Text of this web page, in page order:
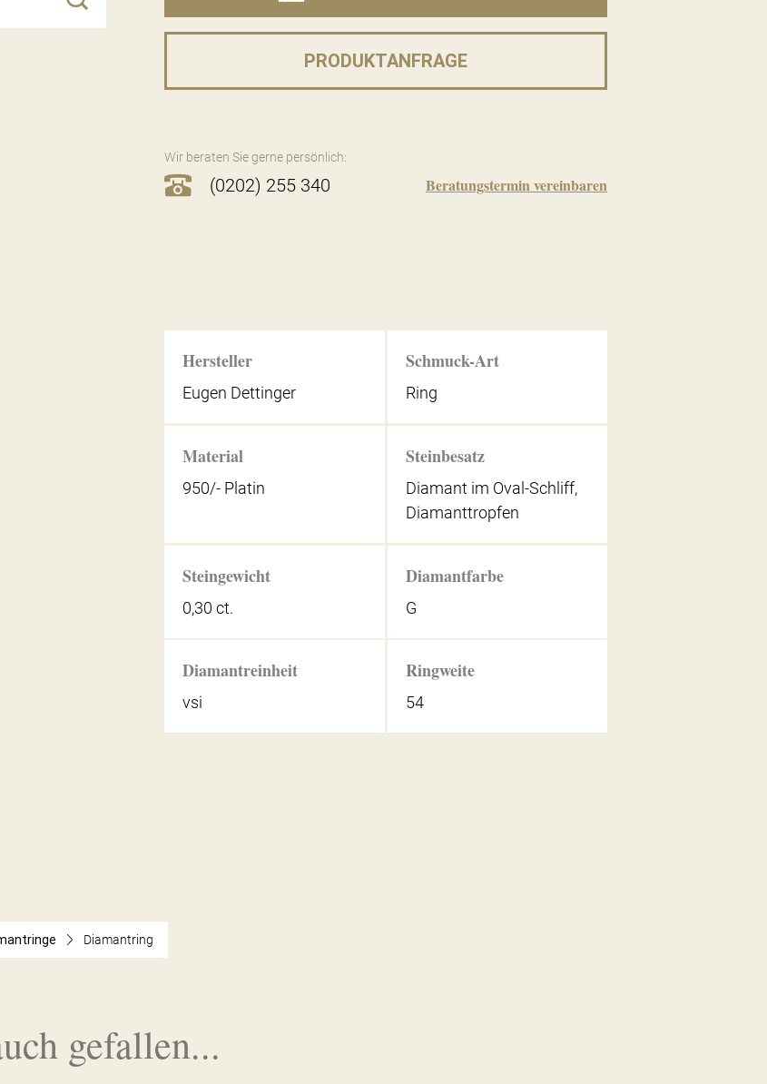
PRODUKTANFRAGE
Wir beraten Sie gerne persönlich:
(0202) 255 340 Beratungstermin vereinbaren
Hersteller
Eugen Dettinger
Schmuck-Art
Ring
Material
950/- Platin
Steinbesatz
Diamant im Oval-Schliff,
Diamanttropfen
Steingewicht
0,30 ct.
Diamantfarbe
G
Diamantreinheit
vsi
Ringweite
54
Diamantring
gefallen...